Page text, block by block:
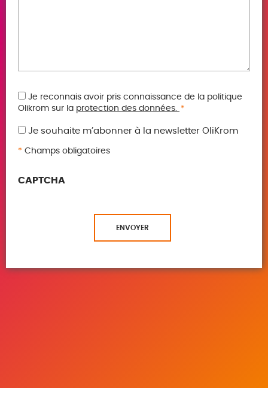
RGPD
*
Je reconnais avoir pris connaissance de la politique
Olikrom sur la protection des données. *
Je souhaite m’abonner à la newsletter OliKrom
* Champs obligatoires
CAPTCHA
ENVOYER